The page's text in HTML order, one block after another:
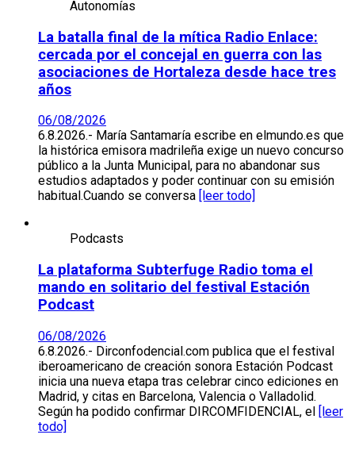
Autonomías
La batalla final de la mítica Radio Enlace:
cercada por el concejal en guerra con las
asociaciones de Hortaleza desde hace tres
años
06/08/2026
6.8.2026.- María Santamaría escribe en elmundo.es que
la histórica emisora madrileña exige un nuevo concurso
público a la Junta Municipal, para no abandonar sus
estudios adaptados y poder continuar con su emisión
habitual.Cuando se conversa
[leer todo]
Podcasts
La plataforma Subterfuge Radio toma el
mando en solitario del festival Estación
Podcast
06/08/2026
6.8.2026.- Dirconfodencial.com publica que el festival
iberoamericano de creación sonora Estación Podcast
inicia una nueva etapa tras celebrar cinco ediciones en
Madrid, y citas en Barcelona, Valencia o Valladolid.
Según ha podido confirmar DIRCOMFIDENCIAL, el [leer
todo]